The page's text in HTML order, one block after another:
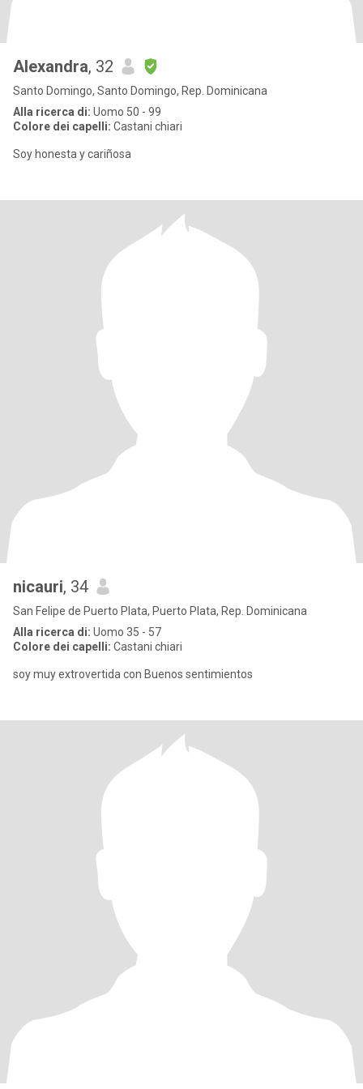
Alexandra, 32
Santo Domingo, Santo Domingo, Rep. Dominicana
Alla ricerca di: Uomo 50 - 99
Colore dei capelli: Castani chiari
Soy honesta y cariñosa
nicauri, 34
San Felipe de Puerto Plata, Puerto Plata, Rep. Dominicana
Alla ricerca di: Uomo 35 - 57
Colore dei capelli: Castani chiari
soy muy extrovertida con Buenos sentimientos